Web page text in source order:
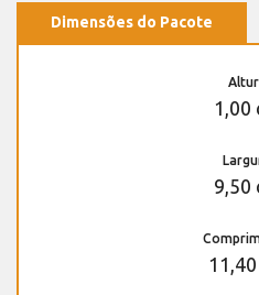
Dimensões do Pacote
1,00
9,50